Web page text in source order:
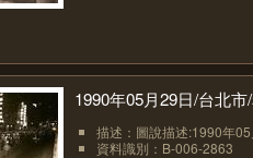
1990年05月29日/台北
描述：圖說描述:1990年
資料識別：B-006-2863